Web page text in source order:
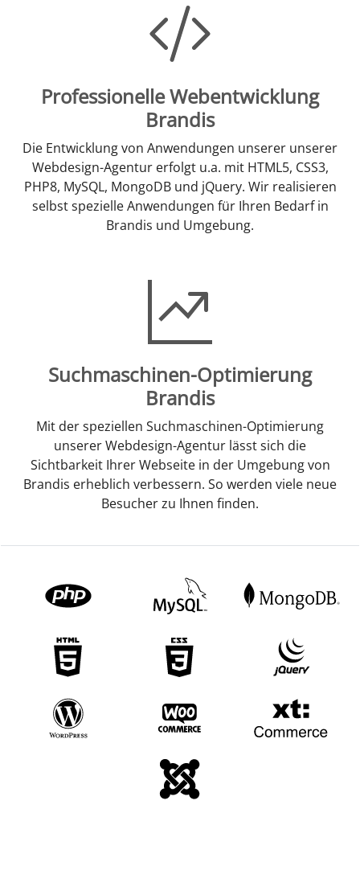
Professionelle Webentwicklung
Brandis
Die Entwicklung von Anwendungen unserer unserer
Webdesign-Agentur erfolgt u.a. mit HTML5, CSS3,
PHP8, MySQL, MongoDB und jQuery. Wir realisieren
selbst spezielle Anwendungen für Ihren Bedarf in
Brandis und Umgebung.
Suchmaschinen-Optimierung
Brandis
Mit der speziellen Suchmaschinen-Optimierung
unserer Webdesign-Agentur lässt sich die
Sichtbarkeit Ihrer Webseite in der Umgebung von
Brandis erheblich verbessern. So werden viele neue
Besucher zu Ihnen finden.